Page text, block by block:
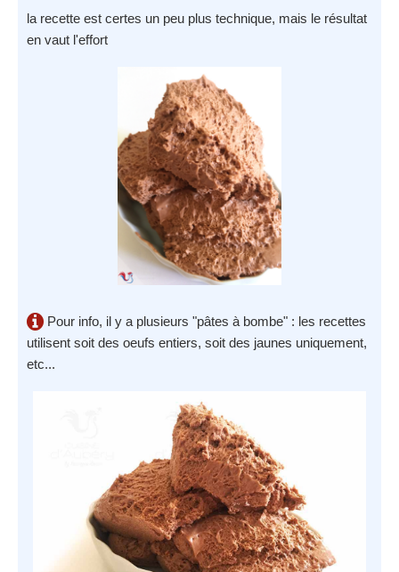
la recette est certes un peu plus technique, mais le résultat
en vaut l'effort
Pour info, il y a plusieurs "pâtes à bombe" : les recettes
utilisent soit des oeufs entiers, soit des jaunes uniquement,
etc...